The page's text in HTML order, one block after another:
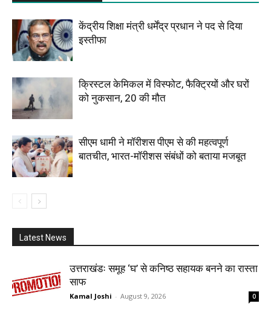
केंद्रीय शिक्षा मंत्री धर्मेंद्र प्रधान ने पद से दिया
इस्तीफा
क्रिस्टल केमिकल में विस्फोट, फैक्ट्रियों और घरों
को नुकसान, 20 की मौत
सीएम धामी ने मॉरीशस पीएम से की महत्वपूर्ण
बातचीत, भारत-मॉरीशस संबंधों को बताया मजबूत
Latest News
उत्तराखंडः समूह ‘घ’ से कनिष्ठ सहायक बनने का रास्ता
साफ
Kamal Joshi - August 9, 2026 0